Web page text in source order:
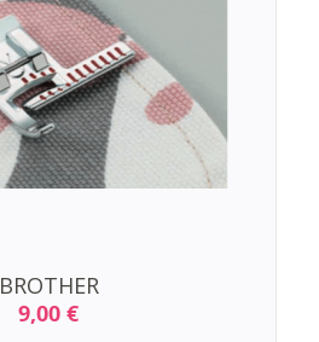
BROTHER
9,00 €